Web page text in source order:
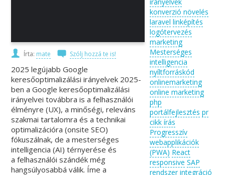
Írta: mate Szólj hozzá te is!
2025 legújabb Google
keresőoptimalizálási irányelvek 2025-
ben a Google keresőoptimalizálási
irányelvei továbbra is a felhasználói
élményre (UX), a minőségi, releváns
szakmai tartalomra és a technikai
optimalizációra (onsite SEO)
fókuszálnak, de a mesterséges
intelligencia (AI) térnyerése és
a felhasználói szándék még
hangsúlyosabbá válik. Íme a
konverzió növelés
laravel linképítés
logótervezés
marketing
Mesterséges
intelligencia
nyíltforráskód
onlinemarketing
online marketing
php
portálfejlesztés pr
cikk írás
Progresszív
webapplikációk
(PWA) React
responsive SAP
rendszer integráció